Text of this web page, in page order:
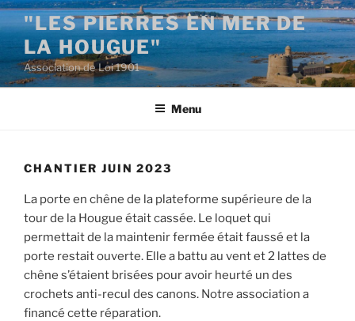
Aller
au
contenu
principal
"LES PIERRES EN MER DE
LA HOUGUE"
Association de Loi 1901
Menu
CHANTIER JUIN 2023
La porte en chêne de la plateforme supérieure de la
tour de la Hougue était cassée. Le loquet qui
permettait de la maintenir fermée était faussé et la
porte restait ouverte. Elle a battu au vent et 2 lattes de
chêne s’étaient brisées pour avoir heurté un des
crochets anti-recul des canons. Notre association a
financé cette réparation.